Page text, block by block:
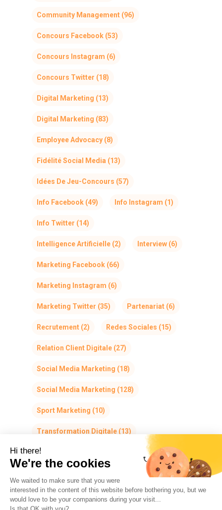
Hi there!
We're the cookies
We waited to make sure that you were
interested in the content of this website before bothering you, but we
would love to be your companions during your visit...
Community Management (96)
Concours Facebook (53)
Concours Instagram (6)
Concours Twitter (18)
Digital Marketing (13)
Digital Marketing (83)
Employee Advocacy (8)
Fidélité Social Media (13)
Idées De Jeu-Concours (57)
Info Facebook (49) Info Instagram (1)
Info Twitter (14)
Intelligence Artificielle (2) Interview (6)
Marketing Facebook (66)
Marketing Instagram (6)
Marketing Twitter (35) Partenariat (6)
Recrutement (2) Redes Sociales (15)
Relation Client Digitale (27)
Social Media Marketing (18)
Social Media Marketing (128)
Sport Marketing (10)
Transformation Digitale (13)
The So-Buzz Team